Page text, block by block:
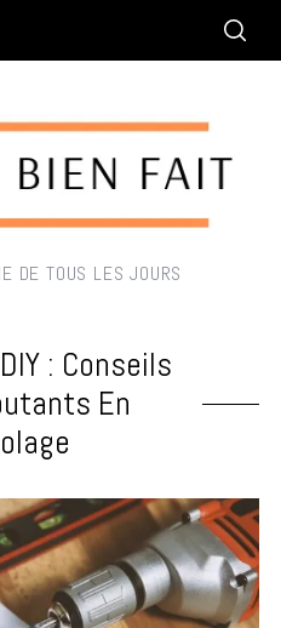
DE TOUS LES JOURS
: Conseils
En